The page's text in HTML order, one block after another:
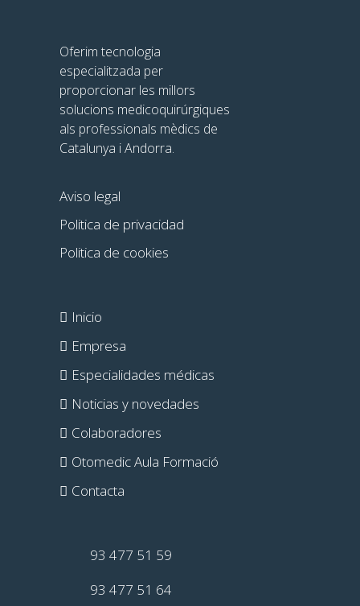
Oferim tecnologia
especialitzada per
proporcionar les millors
solucions medicoquirúrgiques
als professionals mèdics de
Catalunya i Andorra.
Aviso legal
Politica de privacidad
Politica de cookies
Inicio
Empresa
Especialidades médicas
Noticias y novedades
Colaboradores
Otomedic Aula Formació
Contacta
93 477 51 59
93 477 51 64